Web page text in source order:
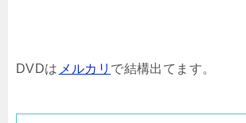
DVDは メルカリ で結構出てます。